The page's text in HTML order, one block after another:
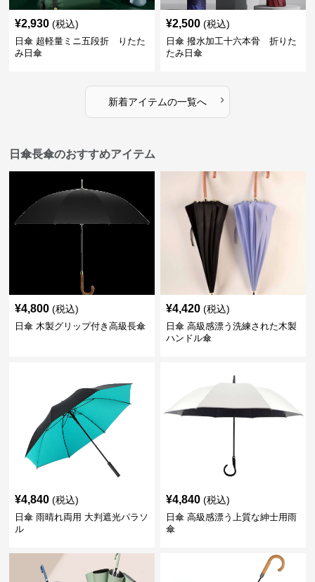
¥2,930 (税込)
日傘 超軽量ミニ五段折 りたた
み日傘
¥2,500 (税込)
日傘 撥水加工十六本骨 折りた
たみ日傘
新着アイテムの一覧へ ›
日傘長傘のおすすめアイテム
¥4,800 (税込)
日傘 木製グリップ付き高級長傘
¥4,420 (税込)
日傘 高級感漂う洗練された木製
ハンドル傘
¥4,840 (税込)
日傘 雨晴れ両用 大判遮光パラソ
ル
¥4,840 (税込)
日傘 高級感漂う上質な紳士用雨
傘